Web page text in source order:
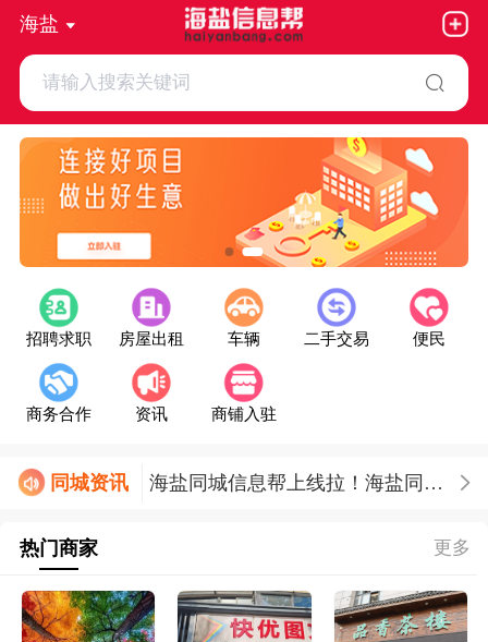
海盐
请输入搜索关键词
招聘求职 房屋出租 车辆 二手交易 便民
商务合作 资讯 商铺入驻
同城资讯
海盐同城信息帮上线拉！海盐同城
热门商家
更多